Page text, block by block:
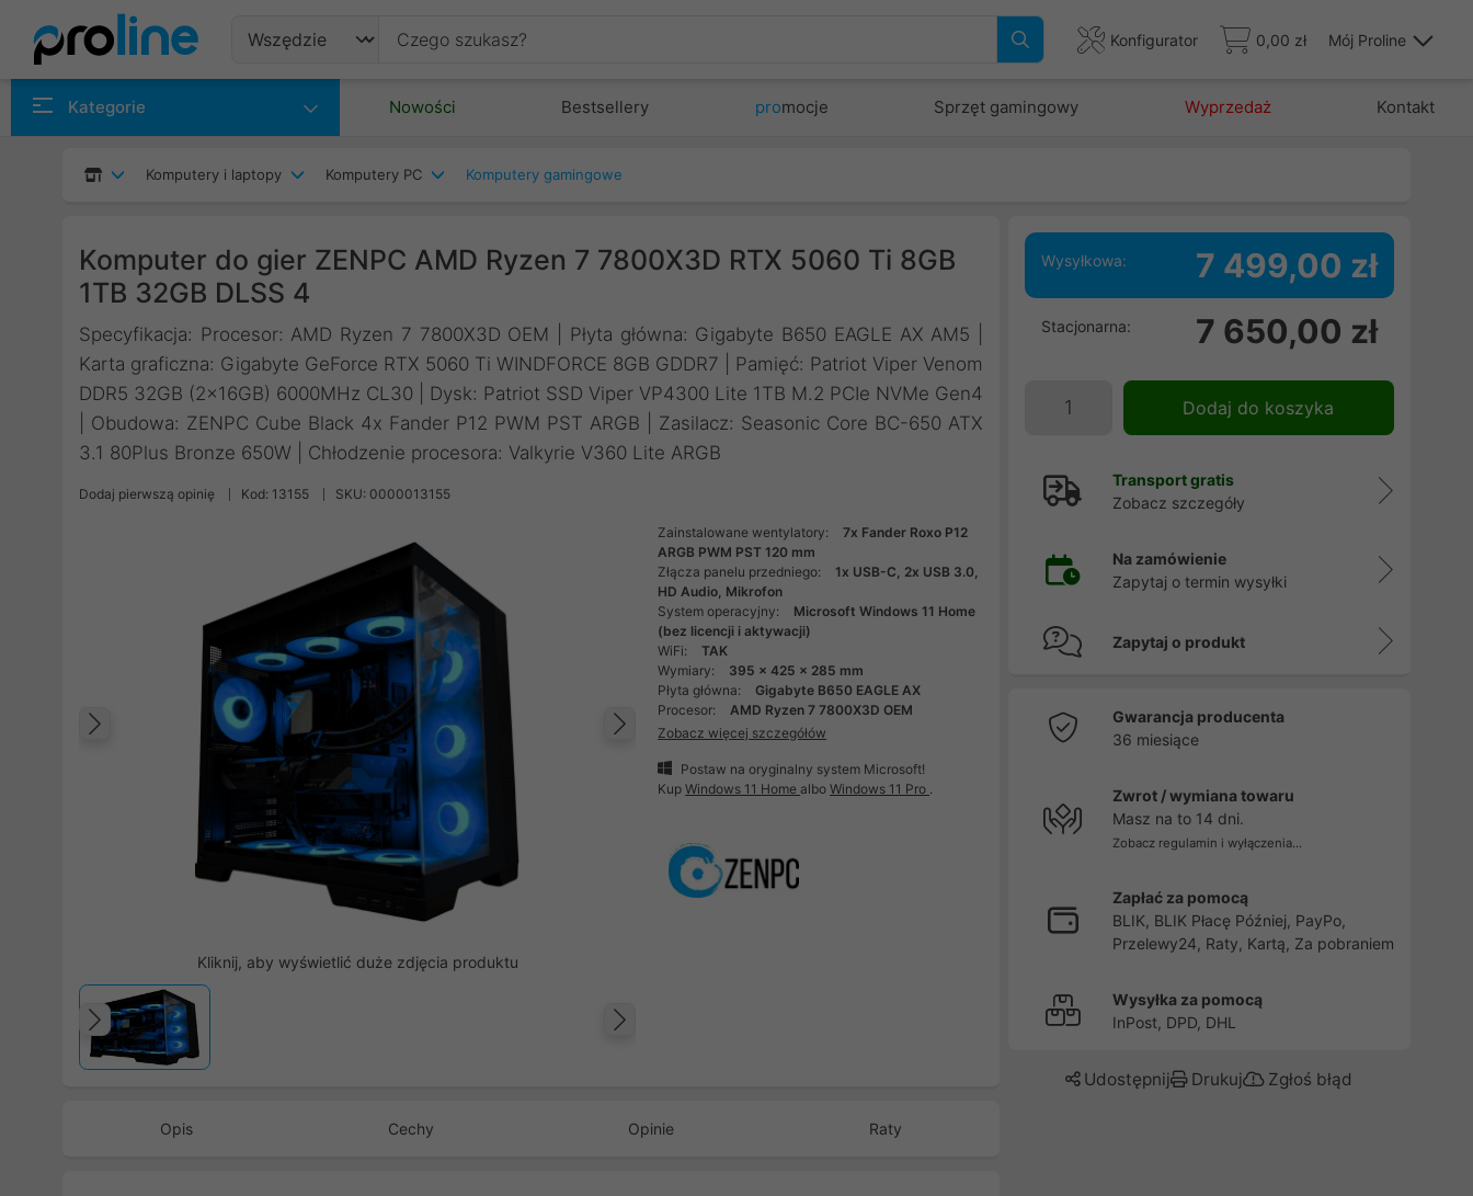
Konfigurator 0,00 zł Mój Proline
Kategorie Nowości Bestsellery promocje Sprzęt gamingowy Wyprzedaż Kontakt
Komputery i laptopy Komputery PC Komputery gamingowe
Komputer do gier ZENPC AMD Ryzen 7 7800X3D RTX 5060 Ti 8GB
1TB 32GB DLSS 4
Specyfikacja: Procesor: AMD Ryzen 7 7800X3D OEM | Płyta główna: Gigabyte B650 EAGLE AX AM5 |
Karta graficzna: Gigabyte GeForce RTX 5060 Ti WINDFORCE 8GB GDDR7 | Pamięć: Patriot Viper Venom
DDR5 32GB (2x16GB) 6000MHz CL30 | Dysk: Patriot SSD Viper VP4300 Lite 1TB M.2 PCIe NVMe Gen4
| Obudowa: ZENPC Cube Black 4x Fander P12 PWM PST ARGB | Zasilacz: Seasonic Core BC-650 ATX
3.1 80Plus Bronze 650W | Chłodzenie procesora: Valkyrie V360 Lite ARGB
Dodaj pierwszą opinię Kod: 13155 SKU: 0000013155
Następny
Poprzedni
Kliknij, aby wyświetlić duże zdjęcia produktu
Poprzedni
Zainstalowane wentylatory:
7x Fander Roxo P12
ARGB PWM PST 120 mm
Złącza panelu przedniego:
1x USB-C, 2x USB 3.0,
HD Audio, Mikrofon
System operacyjny:
Microsoft Windows 11 Home
(bez licencji i aktywacji)
WiFi:
TAK
Wymiary:
395 x 425 x 285 mm
Płyta główna:
Gigabyte B650 EAGLE AX
Procesor:
AMD Ryzen 7 7800X3D OEM
Zobacz więcej szczegółów
Postaw na oryginalny system Microsoft!
KupWindows 11 HomealboWindows 11 Pro .
Opis Cechy Opinie Raty
Wysyłkowa: 7 499,00 zł
Stacjonarna: 7 650,00 zł
Dodaj do koszyka
Transport gratis
Zobacz szczegóły
Na zamówienie
Zapytaj o termin wysyłki
Zapytaj o produkt
Gwarancja producenta
36 miesiące
Zwrot / wymiana towaru
Masz na to 14 dni.
Zobacz regulamin i wyłączenia...
Zapłać za pomocą
BLIK, BLIK Płacę Później, PayPo,
Przelewy24, Raty, Kartą, Za pobraniem
Wysyłka za pomocą
InPost, DPD, DHL
Udostępnij Drukuj Zgłoś błąd